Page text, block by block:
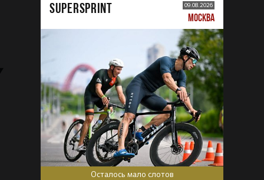
SUPERSPRINT 09.08.2026
МОСКВА
Осталось мало слотов